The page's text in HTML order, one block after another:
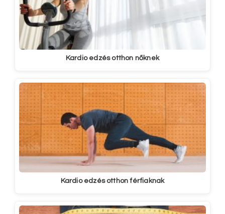
Kardio edzés otthon nőknek
Kardio edzés otthon férfiaknak